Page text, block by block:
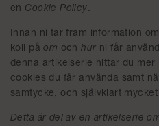
en Cookie Policy.
Innan ni tar fram information
koll påom ochhur ni får
denna artikelserie hittar du mer
cookies du får använda samt
samtycke, och självklart mycket
Detta är del av en artikelserie